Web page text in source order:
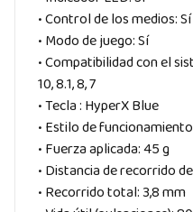
• Control de los medios: Sí
• Modo de juego: Sí
• Compatibilidad con el
10, 8.1, 8, 7
• Tecla : HyperX Blue
• Estilo de
• Fuerza aplicada: 45 g
• Distancia de recorrido
• Recorrido total: 3,8 mm